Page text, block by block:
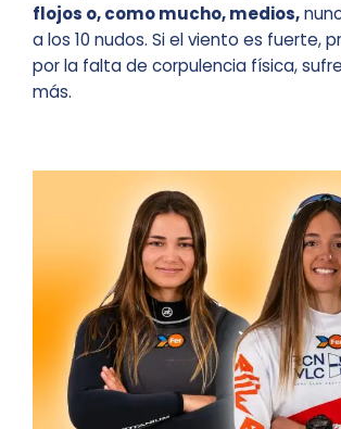
flojos o, como mucho, medios,
a los 10 nudos. Si el viento es fuerte,
por la falta de corpulencia física,
más.